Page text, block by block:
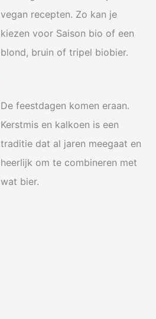
vegan recepten. Zo kan je
kiezen voor Saison bio of een
blond, bruin of tripel biobier.
De feestdagen komen eraan.
Kerstmis en kalkoen is een
traditie dat al jaren meegaat en
heerlijk om te combineren met
wat bier.